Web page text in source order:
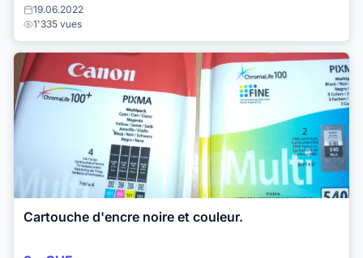
19.06.2022
1'335 vues
Cartouche d'encre noire et couleur.